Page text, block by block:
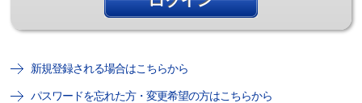
新規登録される場合はこちらから
パスワードを忘れた方・変更希望の方はこちらから